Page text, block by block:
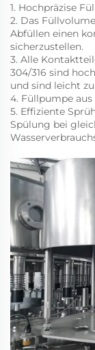
1. Hochpräzise
2. Das
Abfüllen einen
sicherzustellen.
3. Alle
304/316 sind
und sind leicht
4. Füllpumpe aus
5. Effiziente
Spülung bei